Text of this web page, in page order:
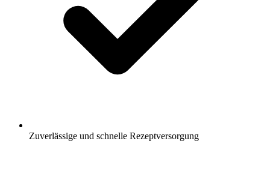
Zuverlässige und schnelle Rezeptversorgung